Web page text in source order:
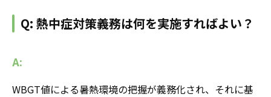
Q: 熱中症対策義務は何を実施すればよい？
A:
WBGT値による暑熱環境の把握が義務化され、それに基